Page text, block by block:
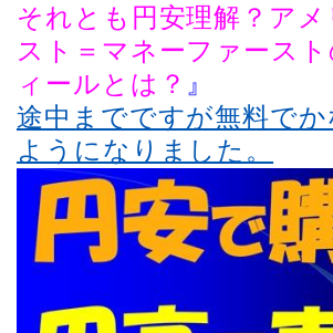
それとも円安理解？ア
スト＝マネーファース
ィールとは？ 』
途中までですが無料でか
ようになりました。